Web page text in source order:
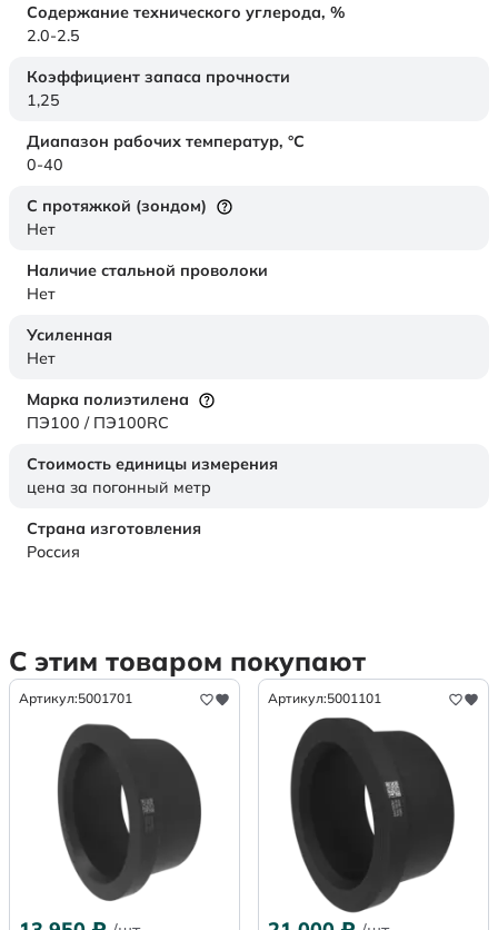
Содержание технического углерода, %
2.0-2.5
Коэффициент запаса прочности
1,25
Диапазон рабочих температур, °C
0-40
С протяжкой (зондом)
Нет
Наличие стальной проволоки
Нет
Усиленная
Нет
Марка полиэтилена
ПЭ100 / ПЭ100RC
Стоимость единицы измерения
цена за погонный метр
Страна изготовления
Россия
С этим товаром покупают
Артикул:5001701 Артикул:5001101